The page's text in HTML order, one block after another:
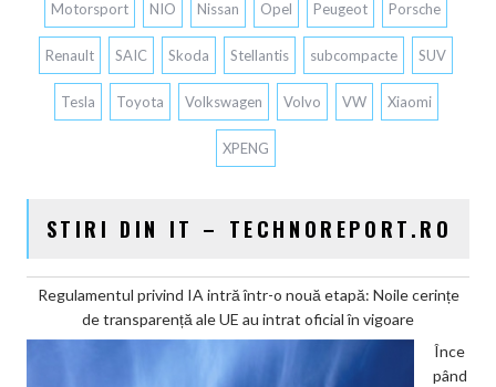
Motorsport NIO Nissan Opel Peugeot Porsche
Renault SAIC Skoda Stellantis subcompacte SUV
Tesla Toyota Volkswagen Volvo VW Xiaomi
XPENG
STIRI DIN IT – TECHNOREPORT.RO
Regulamentul privind IA intră într-o nouă etapă: Noile cerințe
de transparență ale UE au intrat oficial în vigoare
Înce
pând